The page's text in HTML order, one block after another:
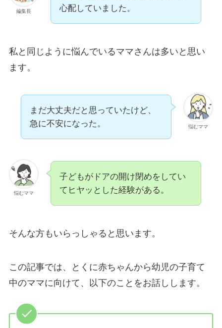
編集長
心配していました。
私と同じように悩んでいるママさんは多いと思い
ます。
悩むママ
まだ大丈夫だと思っていたけど、
急に不安になった。
悩むママ
子どもがドアの開け閉めをしてい
てヒヤッとした経験がある。
そんな方もいらっしゃると思います。
この記事では、とくに赤ちゃんから幼児の子育て
中のママに向けて、以下のことをお話しします。